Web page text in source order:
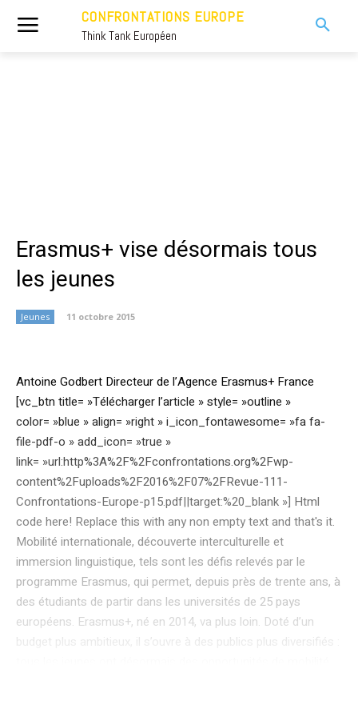
CONFRONTATIONS EUROPE
Think Tank Européen
Erasmus+ vise désormais tous
les jeunes
Jeunes 11 octobre 2015
Antoine Godbert Directeur de l’Agence Erasmus+ France
[vc_btn title= »Télécharger l’article » style= »outline »
color= »blue » align= »right » i_icon_fontawesome= »fa fa-
file-pdf-o » add_icon= »true »
link= »url:http%3A%2F%2Fconfrontations.org%2Fwp-
content%2Fuploads%2F2016%2F07%2FRevue-111-
Confrontations-Europe-p15.pdf||target:%20_blank »] Html
code here! Replace this with any non empty text and that's it.
Mobilité internationale, découverte interculturelle et
immersion linguistique, tels sont les défis relevés par le
programme Erasmus, qui permet, depuis près de trente ans, à
des étudiants de partir dans les universités de 25 pays
européens. Erasmus+, né en 2014, va plus loin. Doté d’un
budget plus ambitieux, il s’ouvre à des publics plus diversifiés :